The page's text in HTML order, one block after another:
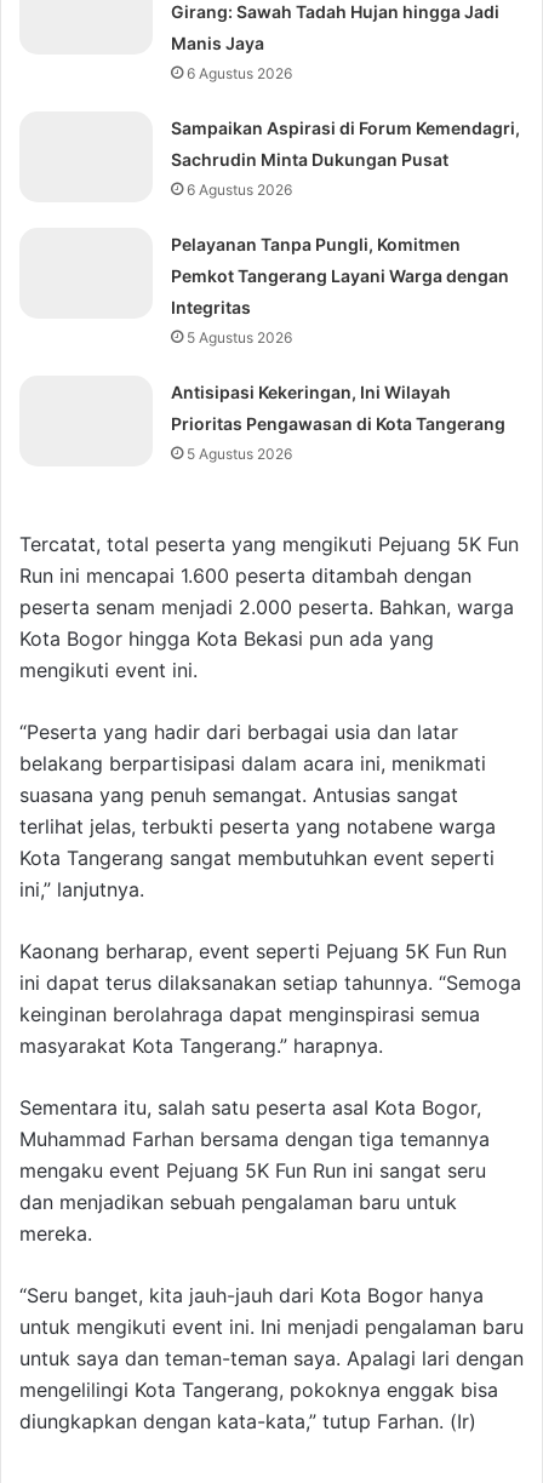
Girang: Sawah Tadah Hujan hingga Jadi
Manis Jaya
6 Agustus 2026
Sampaikan Aspirasi di Forum Kemendagri,
Sachrudin Minta Dukungan Pusat
6 Agustus 2026
Pelayanan Tanpa Pungli, Komitmen
Pemkot Tangerang Layani Warga dengan
Integritas
5 Agustus 2026
Antisipasi Kekeringan, Ini Wilayah
Prioritas Pengawasan di Kota Tangerang
5 Agustus 2026
Tercatat, total peserta yang mengikuti Pejuang 5K Fun
Run ini mencapai 1.600 peserta ditambah dengan
peserta senam menjadi 2.000 peserta. Bahkan, warga
Kota Bogor hingga Kota Bekasi pun ada yang
mengikuti event ini.
“Peserta yang hadir dari berbagai usia dan latar
belakang berpartisipasi dalam acara ini, menikmati
suasana yang penuh semangat. Antusias sangat
terlihat jelas, terbukti peserta yang notabene warga
Kota Tangerang sangat membutuhkan event seperti
ini,” lanjutnya.
Kaonang berharap, event seperti Pejuang 5K Fun Run
ini dapat terus dilaksanakan setiap tahunnya. “Semoga
keinginan berolahraga dapat menginspirasi semua
masyarakat Kota Tangerang.” harapnya.
Sementara itu, salah satu peserta asal Kota Bogor,
Muhammad Farhan bersama dengan tiga temannya
mengaku event Pejuang 5K Fun Run ini sangat seru
dan menjadikan sebuah pengalaman baru untuk
mereka.
“Seru banget, kita jauh-jauh dari Kota Bogor hanya
untuk mengikuti event ini. Ini menjadi pengalaman baru
untuk saya dan teman-teman saya. Apalagi lari dengan
mengelilingi Kota Tangerang, pokoknya enggak bisa
diungkapkan dengan kata-kata,” tutup Farhan. (Ir)